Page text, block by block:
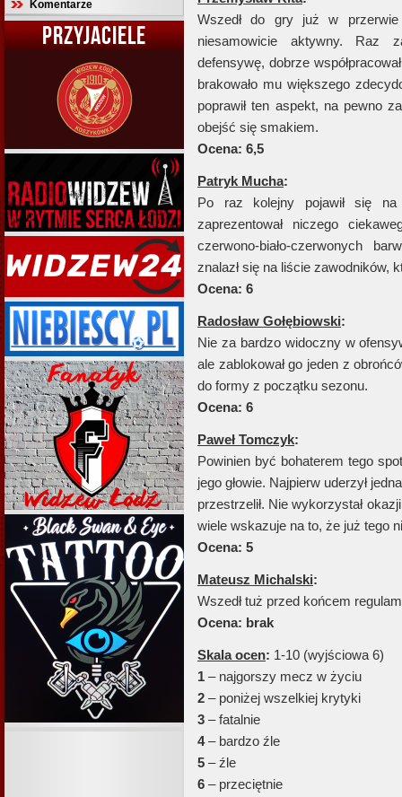
Komentarze
PRZYJACIELE
Wszedł do gry już w
niesamowicie aktywny. Raz
defensywę, dobrze
brakowało mu większego
poprawił ten aspekt, na pewno
obejść się smakiem.
Ocena: 6,5
Patryk Mucha:
Po raz kolejny pojawił się
zaprezentował niczego
czerwono-biało-czerwonych
znalazł się na liście zawodników,
Ocena: 6
Radosław Gołębiowski:
Nie za bardzo widoczny w
ale zablokował go jeden z
do formy z początku sezonu.
Ocena: 6
Paweł Tomczyk:
Powinien być bohaterem tego
jego głowie. Najpierw uderzył
przestrzelił. Nie wykorzystał
wiele wskazuje na to, że już tego
Ocena: 5
Mateusz Michalski:
Wszedł tuż przed końcem
Ocena: brak
Skala ocen: 1-10 (wyjściowa 6)
1 – najgorszy mecz w życiu
2 – poniżej wszelkiej krytyki
3 – fatalnie
4– bardzo źle
5 – źle
6 – przeciętnie